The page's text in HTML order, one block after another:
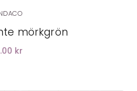
mörkgrön
kr